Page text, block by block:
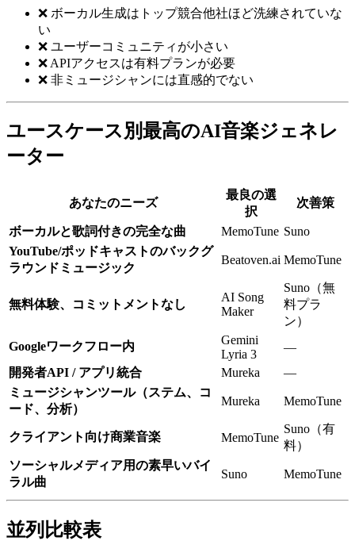
❌ ボーカル生成はトップ競合他社ほど洗練されていな
い
❌ ユーザーコミュニティが小さい
❌ APIアクセスは有料プランが必要
❌ 非ミュージシャンには直感的でない
ユースケース別最高のAI音楽ジェネレ
ーター
あなたのニーズ
最良の選
択
次善策
ボーカルと歌詞付きの完全な曲 MemoTune Suno
YouTube/ポッドキャストのバックグ
ラウンドミュージック
Beatoven.ai MemoTune
無料体験、コミットメントなし
AI Song
Maker
Suno（無
料プラ
ン）
Googleワークフロー内
Gemini
Lyria 3
—
開発者API / アプリ統合
Mureka
—
ミュージシャンツール（ステム、コ
ード、分析）
Mureka MemoTune
クライアント向け商業音楽 MemoTune
Suno（有
料）
ソーシャルメディア用の素早いバイ
ラル曲
Suno MemoTune
並列比較表